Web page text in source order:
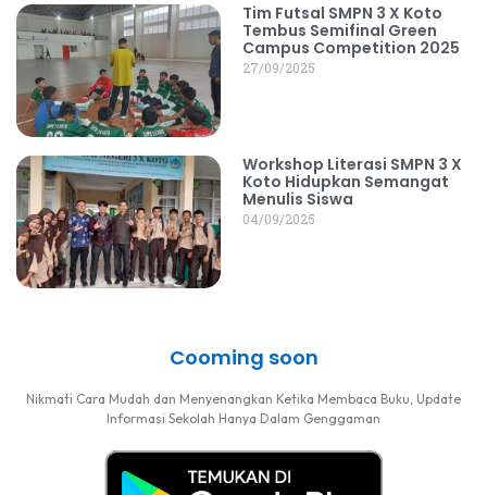
Tim Futsal SMPN 3 X Koto
Tembus Semifinal Green
Campus Competition 2025
27/09/2025
Workshop Literasi SMPN 3 X
Koto Hidupkan Semangat
Menulis Siswa
04/09/2025
Cooming soon
Nikmati Cara Mudah dan Menyenangkan Ketika Membaca Buku, Update
Informasi Sekolah Hanya Dalam Genggaman